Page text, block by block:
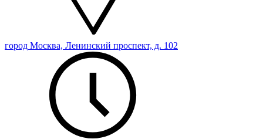
город Москва, Ленинский проспект, д. 102